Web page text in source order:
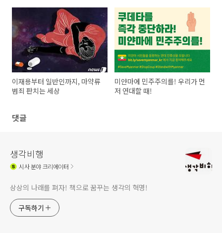
이재용부터 일반인까지, 마약류
범죄 판치는 세상
미얀마에 민주주의를! 우리가 먼
저 연대할 때!
댓글
생각비행
시사분야 크리에이터
상상의 나래를 펴자! 책으로 꿈꾸는 생각의 혁명!
구독하기